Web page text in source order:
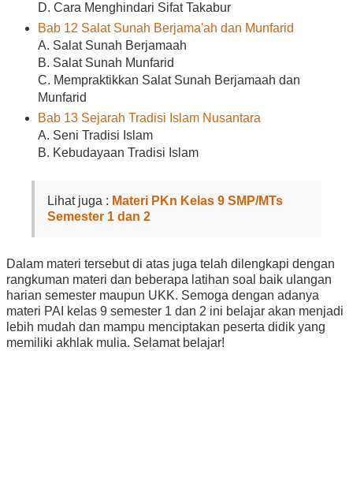
D. Cara Menghindari Sifat Takabur
Bab 12 Salat Sunah Berjama'ah dan Munfarid
A. Salat Sunah Berjamaah
B. Salat Sunah Munfarid
C. Mempraktikkan Salat Sunah Berjamaah dan
Munfarid
Bab 13 Sejarah Tradisi Islam Nusantara
A. Seni Tradisi Islam
B. Kebudayaan Tradisi Islam
Lihat juga : Materi PKn Kelas 9 SMP/MTs
Semester 1 dan 2
Dalam materi tersebut di atas juga telah dilengkapi dengan
rangkuman materi dan beberapa latihan soal baik ulangan
harian semester maupun UKK. Semoga dengan adanya
materi PAI kelas 9 semester 1 dan 2 ini belajar akan menjadi
lebih mudah dan mampu menciptakan peserta didik yang
memiliki akhlak mulia. Selamat belajar!